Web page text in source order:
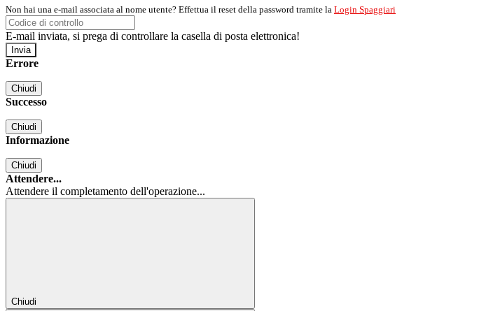
Non hai una e-mail associata al nome utente? Effettua il reset della password tramite la Login Spaggiari
E-mail inviata, si prega di controllare la casella di posta elettronica!
Errore
Chiudi
Successo
Chiudi
Informazione
Chiudi
Attendere...
Attendere il completamento dell'operazione...
Chiudi